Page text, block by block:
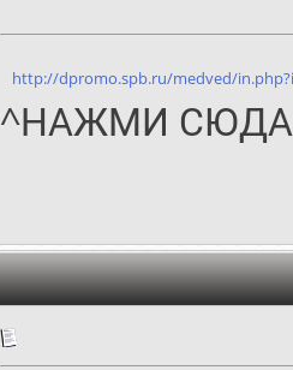
http://dpromo.spb.ru/medved/
^НАЖМИ